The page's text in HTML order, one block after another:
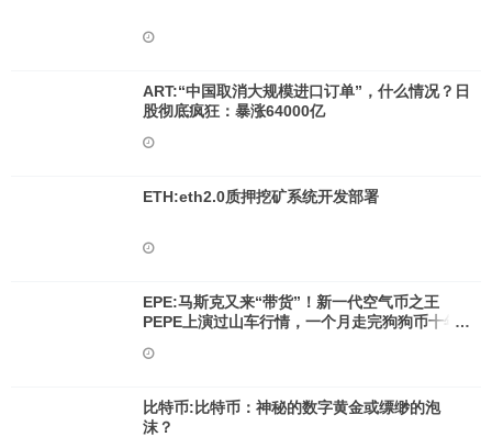
ART:“中国取消大规模进口订单”，什么情况？日
股彻底疯狂：暴涨64000亿
ETH:eth2.0质押挖矿系统开发部署
EPE:马斯克又来“带货”！新一代空气币之王
PEPE上演过山车行情，一个月走完狗狗币十年
比特币:比特币：神秘的数字黄金或缥缈的泡
沫？